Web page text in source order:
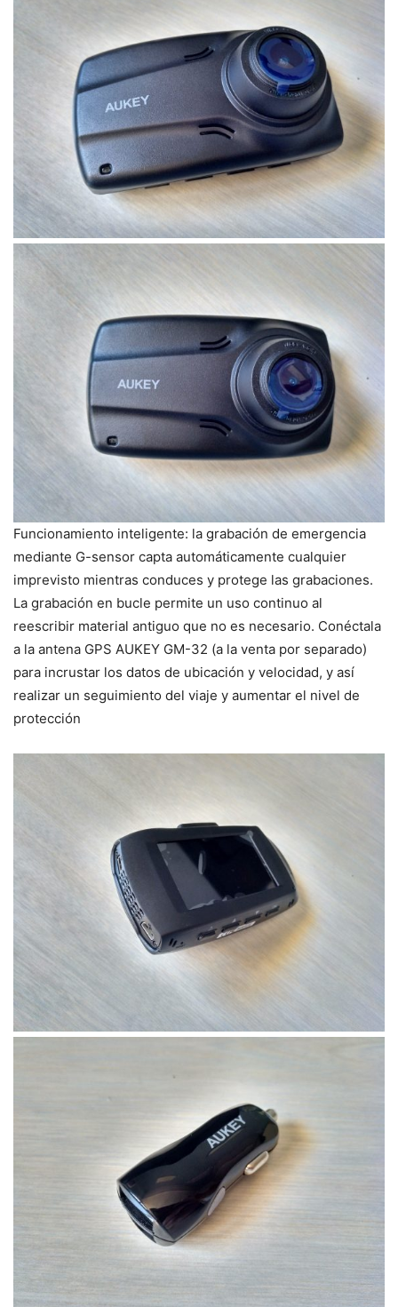
Funcionamiento inteligente: la grabación de emergencia
mediante G-sensor capta automáticamente cualquier
imprevisto mientras conduces y protege las grabaciones.
La grabación en bucle permite un uso continuo al
reescribir material antiguo que no es necesario. Conéctala
a la antena GPS AUKEY GM-32 (a la venta por separado)
para incrustar los datos de ubicación y velocidad, y así
realizar un seguimiento del viaje y aumentar el nivel de
protección